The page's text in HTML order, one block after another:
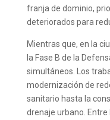
franja de dominio,
deteriorados para
Mientras que, en la
la Fase B de la
simultáneos. Los
modernización de
sanitario hasta la
drenaje urbano.